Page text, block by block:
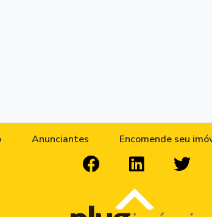
Anunciantes Encomende seu